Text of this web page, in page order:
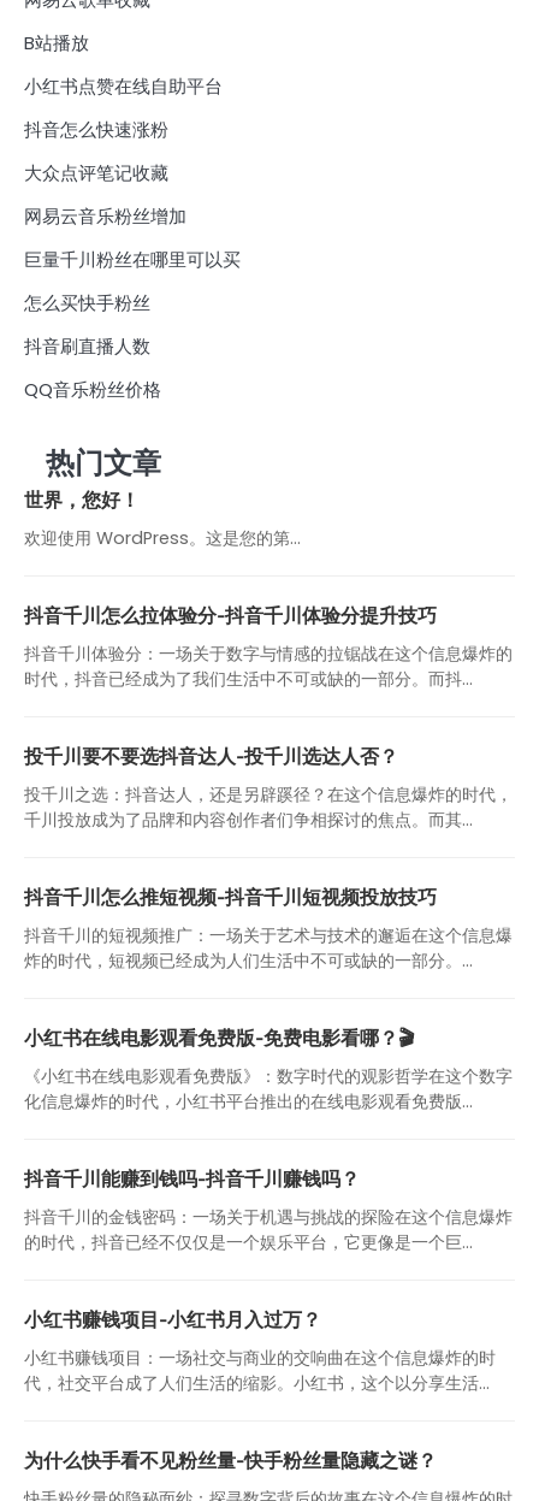
B站播放
小红书点赞在线自助平台
抖音怎么快速涨粉
大众点评笔记收藏
网易云音乐粉丝增加
巨量千川粉丝在哪里可以买
怎么买快手粉丝
抖音刷直播人数
QQ音乐粉丝价格
热门文章
世界，您好！
欢迎使用 WordPress。这是您的第…
抖音千川怎么拉体验分-抖音千川体验分提升技巧
抖音千川体验分：一场关于数字与情感的拉锯战在这个信息爆炸的
时代，抖音已经成为了我们生活中不可或缺的一部分。而抖...
投千川要不要选抖音达人-投千川选达人否？
投千川之选：抖音达人，还是另辟蹊径？在这个信息爆炸的时代，
千川投放成为了品牌和内容创作者们争相探讨的焦点。而其...
抖音千川怎么推短视频-抖音千川短视频投放技巧
抖音千川的短视频推广：一场关于艺术与技术的邂逅在这个信息爆
炸的时代，短视频已经成为人们生活中不可或缺的一部分。...
小红书在线电影观看免费版-免费电影看哪？🎬
《小红书在线电影观看免费版》：数字时代的观影哲学在这个数字
化信息爆炸的时代，小红书平台推出的在线电影观看免费版...
抖音千川能赚到钱吗-抖音千川赚钱吗？
抖音千川的金钱密码：一场关于机遇与挑战的探险在这个信息爆炸
的时代，抖音已经不仅仅是一个娱乐平台，它更像是一个巨...
小红书赚钱项目-小红书月入过万？
小红书赚钱项目：一场社交与商业的交响曲在这个信息爆炸的时
代，社交平台成了人们生活的缩影。小红书，这个以分享生活...
为什么快手看不见粉丝量-快手粉丝量隐藏之谜？